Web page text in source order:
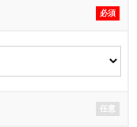
必須
任意